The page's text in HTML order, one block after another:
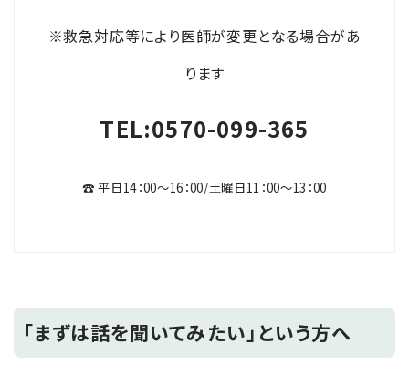
※救急対応等により医師が変更となる場合があ
ります
TEL:0570-099-365
☎ 平日14：00～16：00/土曜日11：00～13：00
「まずは話を聞いてみたい」という方へ